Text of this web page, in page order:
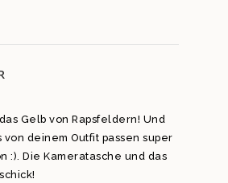
Gelb von Rapsfeldern! Und
von deinem Outfit passen super
:). Die Kameratasche und das